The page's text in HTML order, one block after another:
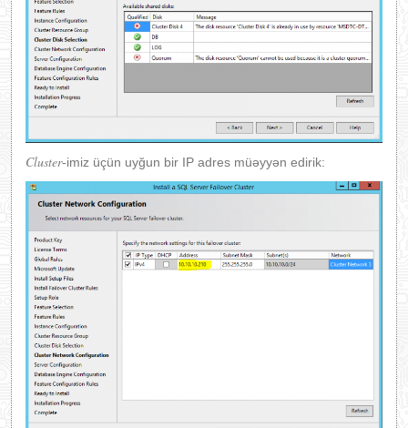
Cluster-imiz üçün uyğun bir IP adres müəyyən edirik: